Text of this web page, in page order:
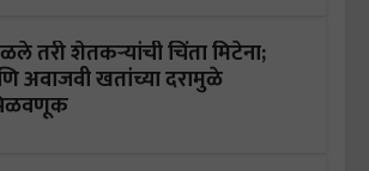
तरी शेतकऱ्यांची चिंता मिटेना;
अवाजवी खतांच्या दरामुळे